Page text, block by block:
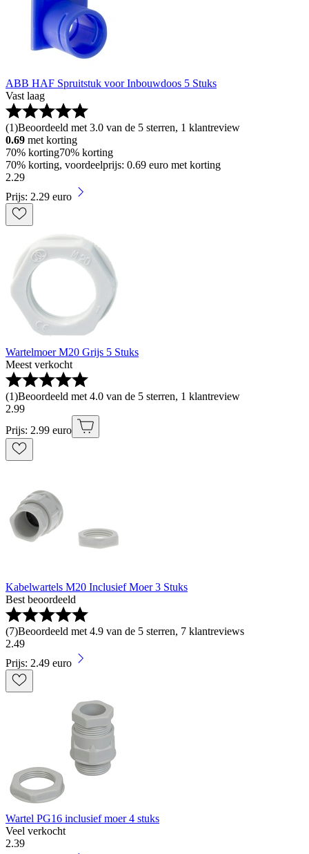
ABB HAF Spruitstuk voor Inbouwdoos 5 Stuks
Vast laag
(1)Beoordeeld met 3.0 van de 5 sterren, 1 klantreview
0.69 met korting
70% korting70% korting
70% korting, voordeelprijs: 0.69 euro met korting
2.29
Prijs: 2.29 euro
Wartelmoer M20 Grijs 5 Stuks
Meest verkocht
(1)Beoordeeld met 4.0 van de 5 sterren, 1 klantreview
2.99
Prijs: 2.99 euro
Kabelwartels M20 Inclusief Moer 3 Stuks
Best beoordeeld
(7)Beoordeeld met 4.9 van de 5 sterren, 7 klantreviews
2.49
Prijs: 2.49 euro
Wartel PG16 inclusief moer 4 stuks
Veel verkocht
2.39